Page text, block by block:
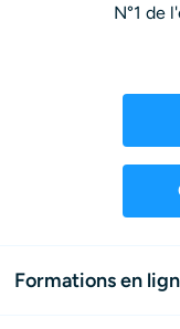
N°1 de
Formations en